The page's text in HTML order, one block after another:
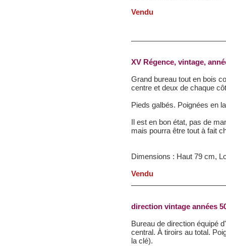
Vendu
XV Régence, vintage,
Grand bureau tout en bois
centre et deux de chaque
Pieds galbés. Poignées en
Il est en bon état, pas de
mais pourra être tout à fait
Dimensions : Haut 79 cm,
Vendu
direction vintage années
Bureau de direction équipé
central. À tiroirs au total.
la clé).